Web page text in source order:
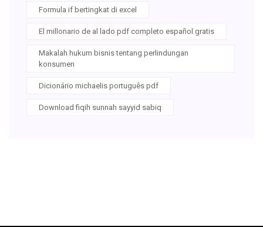
Formula if bertingkat di excel
El millonario de al lado pdf completo español gratis
Makalah hukum bisnis tentang perlindungan
konsumen
Dicionário michaelis português pdf
Download fiqih sunnah sayyid sabiq